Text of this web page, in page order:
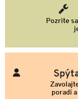
Pozrite
poradí